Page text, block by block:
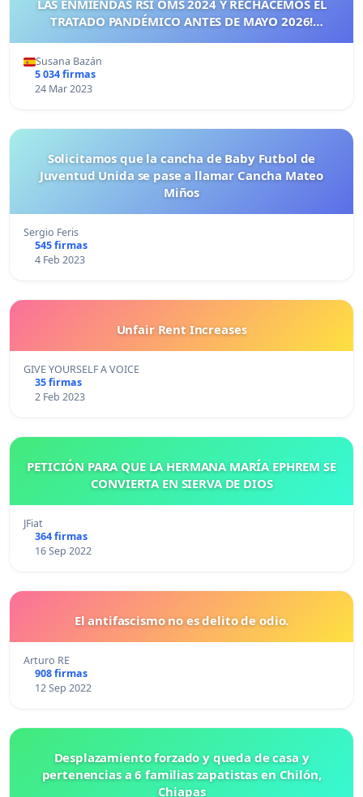
LAS ENMIENDAS RSI OMS 2024 Y RECHACEMOS EL
TRATADO PANDÉMICO ANTES DE MAYO 2026!
Susana Bazán
5 034 firmas
24 Mar 2023
Solicitamos que la cancha de Baby Futbol de
Juventud Unida se pase a llamar Cancha Mateo
Miños
Sergio Feris
545 firmas
4 Feb 2023
Unfair Rent Increases
GIVE YOURSELF A VOICE
35 firmas
2 Feb 2023
PETICIÓN PARA QUE LA HERMANA MARÍA EPHREM SE
CONVIERTA EN SIERVA DE DIOS
JFiat
364 firmas
16 Sep 2022
El antifascismo no es delito de odio.
Arturo RE
908 firmas
12 Sep 2022
Desplazamiento forzado y queda de casa y
pertenencias a 6 familias zapatistas en Chilón,
Chiapas